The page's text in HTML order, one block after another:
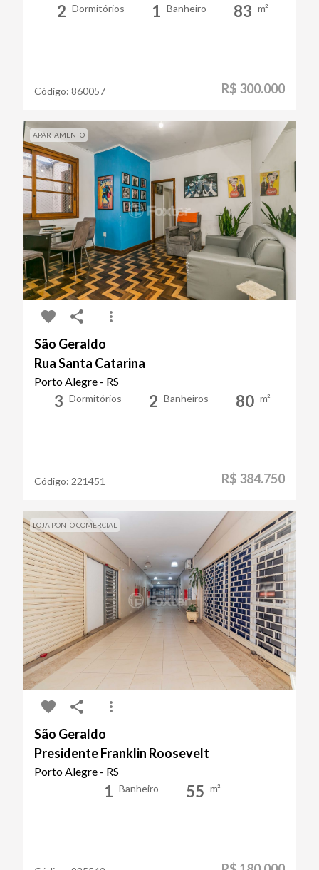
2 Dormitórios 1 Banheiro 83 m²
Código: 860057 R$ 300.000
APARTAMENTO
São Geraldo
Rua Santa Catarina
Porto Alegre - RS
3 Dormitórios 2 Banheiros 80 m²
Código: 221451 R$ 384.750
LOJA PONTO COMERCIAL
São Geraldo
Presidente Franklin Roosevelt
Porto Alegre - RS
1 Banheiro 55 m²